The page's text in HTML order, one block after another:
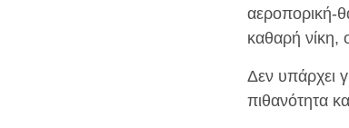
αεροπορική-
καθαρή νίκη,
Δεν υπάρχει
πιθανότητα